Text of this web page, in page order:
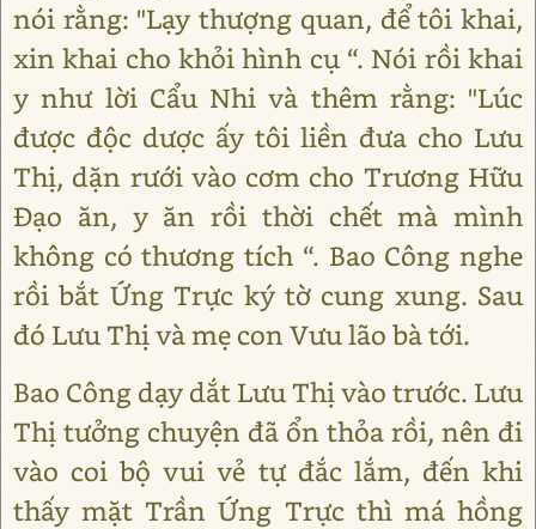
nói rằng: "Lạy thượng quan, để tôi khai,
xin khai cho khỏi hình cụ “. Nói rồi khai
y như lời Cẩu Nhi và thêm rằng: "Lúc
được độc dược ấy tôi liền đưa cho Lưu
Thị, dặn rưới vào cơm cho Trương Hữu
Đạo ăn, y ăn rồi thời chết mà mình
không có thương tích “. Bao Công nghe
rồi bắt Ứng Trực ký tờ cung xung. Sau
đó Lưu Thị và mẹ con Vưu lão bà tới.
Bao Công dạy dắt Lưu Thị vào trước. Lưu
Thị tưởng chuyện đã ổn thỏa rồi, nên đi
vào coi bộ vui vẻ tự đắc lắm, đến khi
thấy mặt Trần Ứng Trực thì má hồng